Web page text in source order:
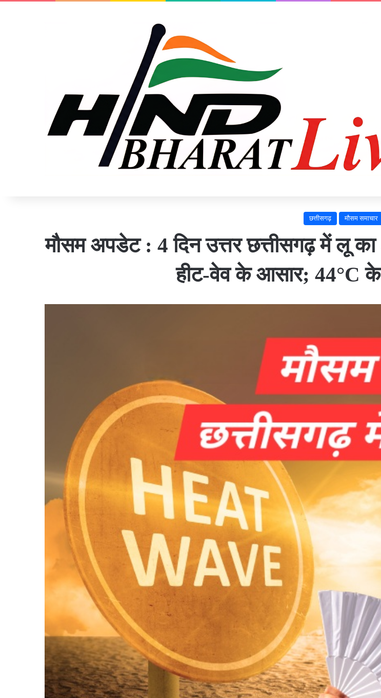
छत्तीसगढ़ मौसम समाचार
मौसम अपडेट : 4 दिन उत्तर छत्तीसगढ़ में लू
हीट-वेव के आसार; 44°C के